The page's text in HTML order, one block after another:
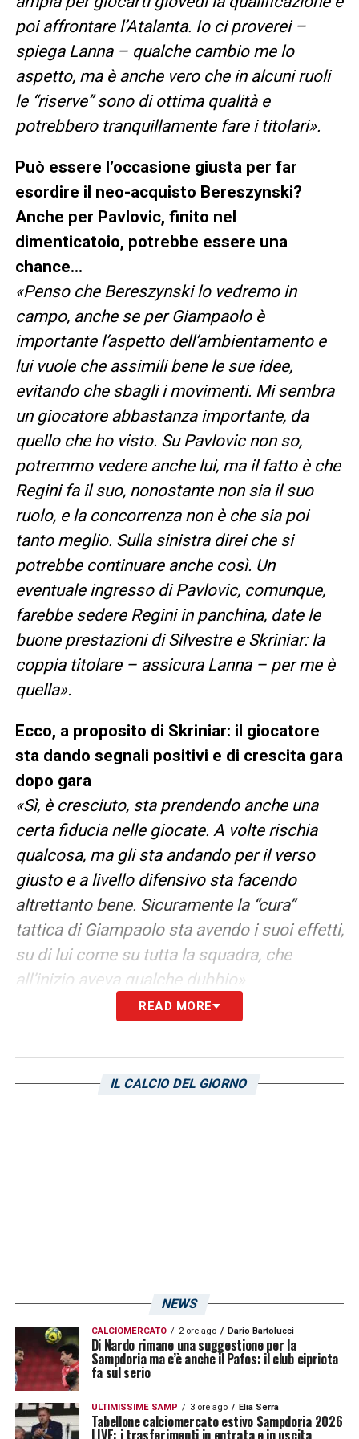
poi affrontare l’Atalanta. Io ci proverei –
spiega Lanna – qualche cambio me lo
aspetto, ma è anche vero che in alcuni ruoli
le “riserve” sono di ottima qualità e
potrebbero tranquillamente fare i titolari».
Può essere l’occasione giusta per far
esordire il neo-acquisto Bereszynski?
Anche per Pavlovic, finito nel
dimenticatoio, potrebbe essere una
chance…
«Penso che Bereszynski lo vedremo in
campo, anche se per Giampaolo è
importante l’aspetto dell’ambientamento e
lui vuole che assimili bene le sue idee,
evitando che sbagli i movimenti. Mi sembra
un giocatore abbastanza importante, da
quello che ho visto. Su Pavlovic non so,
potremmo vedere anche lui, ma il fatto è che
Regini fa il suo, nonostante non sia il suo
ruolo, e la concorrenza non è che sia poi
tanto meglio. Sulla sinistra direi che si
potrebbe continuare anche così. Un
eventuale ingresso di Pavlovic, comunque,
farebbe sedere Regini in panchina, date le
buone prestazioni di Silvestre e Skriniar: la
coppia titolare – assicura Lanna – per me è
quella».
Ecco, a proposito di Skriniar: il giocatore
sta dando segnali positivi e di crescita gara
dopo gara
«Sì, è cresciuto, sta prendendo anche una
certa fiducia nelle giocate. A volte rischia
qualcosa, ma gli sta andando per il verso
giusto e a livello difensivo sta facendo
altrettanto bene. Sicuramente la “cura”
tattica di Giampaolo sta avendo i suoi effetti,
su di lui come su tutta la squadra, che
all’inizio aveva qualche dubbio».
In attacco, invece, le cose non stanno
partita. Nel complesso, questa astinenza da
Facendo un passo indietro alla gara di ieri
contro l’Empoli, secondo te cosa è andato
storto?
«E’ stata una partita giocata un po’ alla pari,
READ MORE
IL CALCIO DEL GIORNO
NEWS
CALCIOMERCATO 2 ore ago Dario Bartolucci
Di Nardo rimane una suggestione per la
Sampdoria ma c’è anche il Pafos: il club cipriota
fa sul serio
ULTIMISSIME SAMP 3 ore ago Elia Serra
Tabellone calciomercato estivo Sampdoria 2026
LIVE: i trasferimenti in entrata e in uscita